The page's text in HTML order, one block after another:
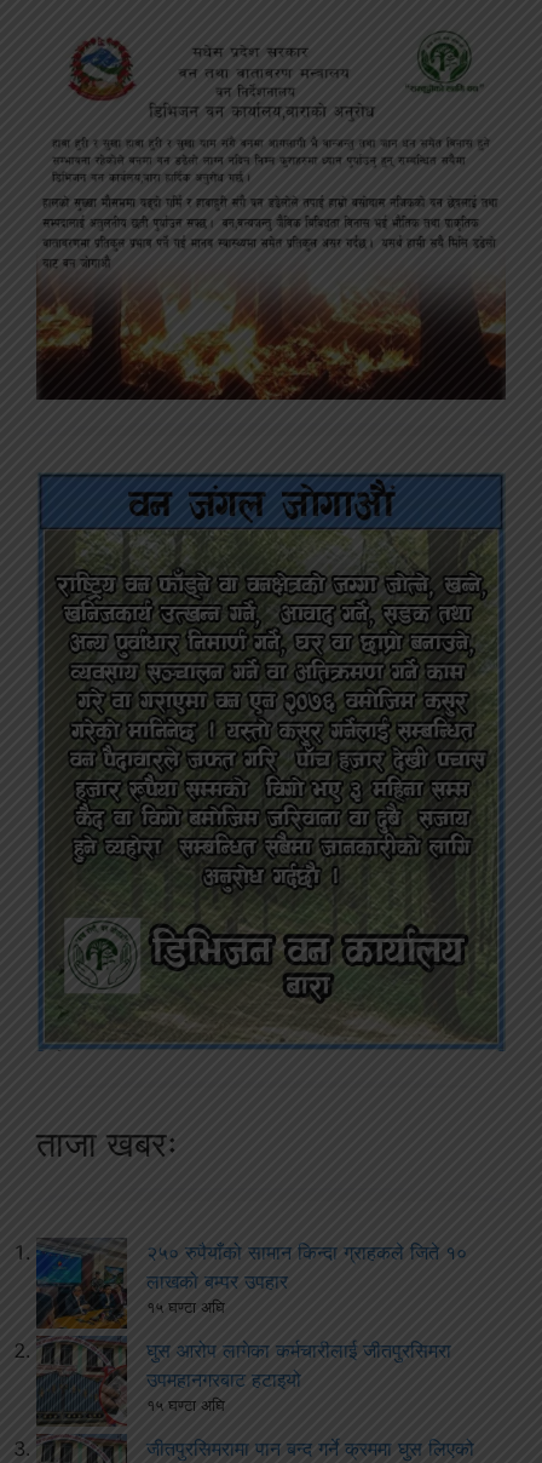
ताजा खबरः
२५० रुपैयाँको सामान किन्दा ग्राहकले जिते १०
लाखको बम्पर उपहार
१५ घण्टा अघि
घुस आरोप लागेका कर्मचारीलाई जीतपुरसिमरा
उपमहानगरबाट हटाइयो
१५ घण्टा अघि
जीतपुरसिमरामा पान बन्द गर्ने क्रममा घुस लिएको